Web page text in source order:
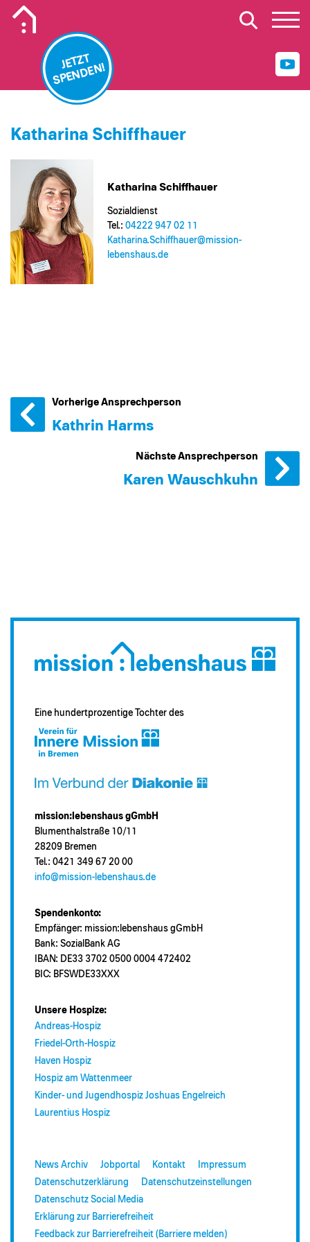
JETZT
SPENDEN!
Katharina Schiffhauer
Katharina Schiffhauer
Sozialdienst
Tel.: 04222 947 02 11
Katharina.Schiffhauer@​mission-
lebenshaus.de
Vorherige Ansprechperson
Kathrin Harms
Nächste Ansprechperson
Karen Wauschkuhn
Eine hundertprozentige Tochter des
mission:lebenshaus gGmbH
Blumenthalstraße 10/11
28209 Bremen
Tel.: 0421 349 67 20 00
info@mission-lebenshaus.de
Spendenkonto:
Empfänger: mission:lebenshaus gGmbH
Bank: SozialBank AG
IBAN: DE33 3702 0500 0004 472402
BIC: BFSWDE33XXX
Unsere Hospize:
Andreas-Hospiz
Friedel-Orth-Hospiz
Haven Hospiz
Hospiz am Wattenmeer
Kinder- und Jugendhospiz Joshuas Engelreich
Laurentius Hospiz
News Archiv Jobportal Kontakt
Impressum
Datenschutzerklärung
Datenschutzeinstellungen
Datenschutz Social Media
Erklärung zur Barrierefreiheit
Feedback zur Barrierefreiheit (Barriere melden)
Mobiles Logo Mission Lebenshaus